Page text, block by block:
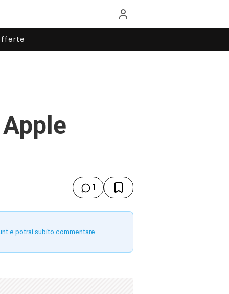
1
e potrai subito commentare.